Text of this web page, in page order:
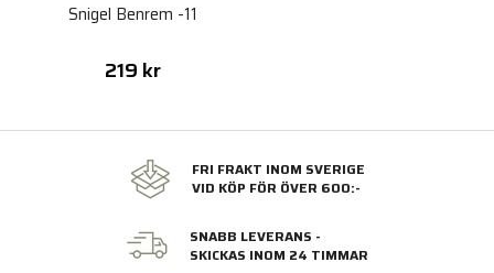
Snigel Benrem -11
219 kr
FRI FRAKT INOM SVERIGE
VID KÖP FÖR ÖVER 600:-
SNABB LEVERANS -
SKICKAS INOM 24 TIMMAR